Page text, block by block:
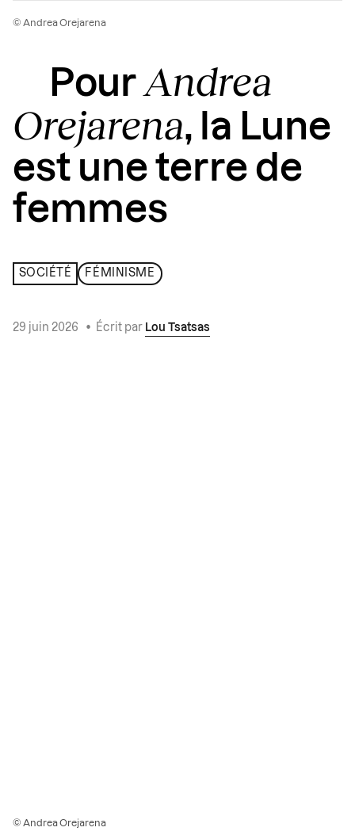
Pour Andrea
Orejarena, la Lune
est une terre de
femmes
SOCIÉTÉ FÉMINISME
29 juin 2026 • Écrit par Lou Tsatsas
© Andrea Orejarena
© Andrea Orejarena